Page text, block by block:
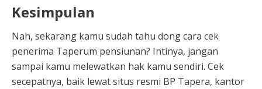
Kesimpulan
Nah, sekarang kamu sudah tahu dong cara cek
penerima Taperum pensiunan? Intinya, jangan
sampai kamu melewatkan hak kamu sendiri. Cek
secepatnya, baik lewat situs resmi BP Tapera, kantor